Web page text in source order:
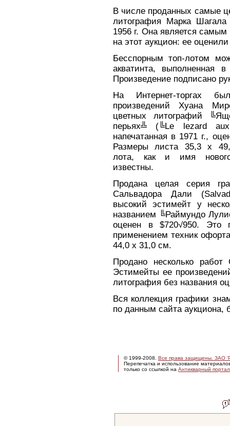
В числе проданных самые
литография Марка
1956 г. Она является
на этот аукцион: ее
Бесспорным топ-лотом
акватинта,
Произведение подписано
На Интернет-торгах
произведений Хуана
цветных литографий
перьях╩ (╚Le lezard
напечатанная в 1971 г.,
Размеры листа 35,3 х
лота, как и имя
известны.
Продана целая серия
Сальвадора Дали
высокий эстимейт у
названием ╚Раймундо
оценен в $720√950. Это
применением техник
44,0 х 31,0 см.
Продано несколько
Эстимейты ее
литография без названия
Вся коллекция графики
по данным сайта аукциона,
© 1999-2008. Все права защищены. ЗАО
Перепечатка и использование
только со ссылкой на Антикварный